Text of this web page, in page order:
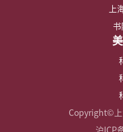
上
书
Copyright©上